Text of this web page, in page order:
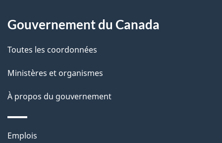
l
a
g
e
Gouvernement du Canada
Toutes les coordonnées
Ministères et organismes
À propos du gouvernement
Thèmes
Emplois